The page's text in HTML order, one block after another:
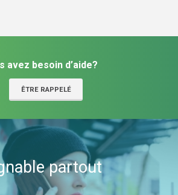
avez besoin d’aide?
ÊTRE RAPPELÉ
partout